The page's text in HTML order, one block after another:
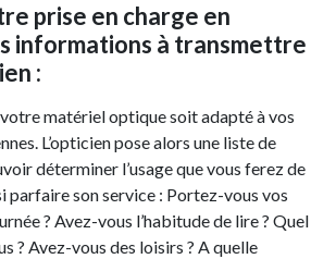
prise en charge en
informations à transmettre
:
matériel optique soit adapté à vos
L’opticien pose alors une liste de
déterminer l’usage que vous ferez de
parfaire son service : Portez-vous vos
? Avez-vous l’habitude de lire ? Quel
? Avez-vous des loisirs ? A quelle